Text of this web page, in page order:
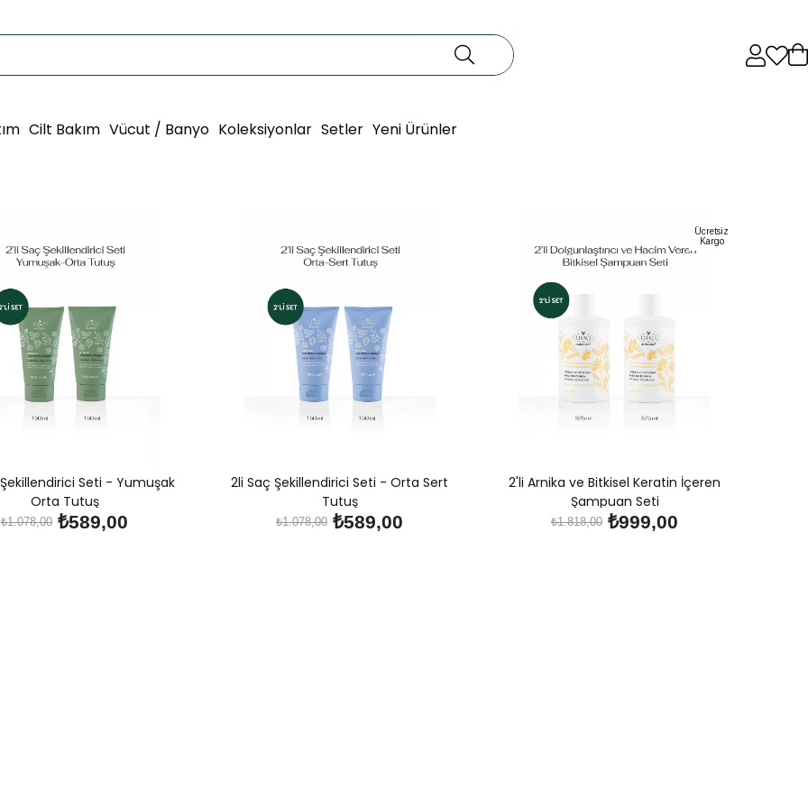
Cilt Bakım Vücut / Banyo Koleksiyonlar Setler Yeni Ürünler
Seti - Yumuşak
Orta Tutuş
₺589,00
₺1.078,00
2li Saç Şekillendirici Seti - Orta Sert
Tutuş
₺589,00
₺1.078,00
Ücretsiz
Kargo
2'li Arnika ve Bitkisel Keratin İçeren
Şampuan Seti
₺999,00
₺1.818,00